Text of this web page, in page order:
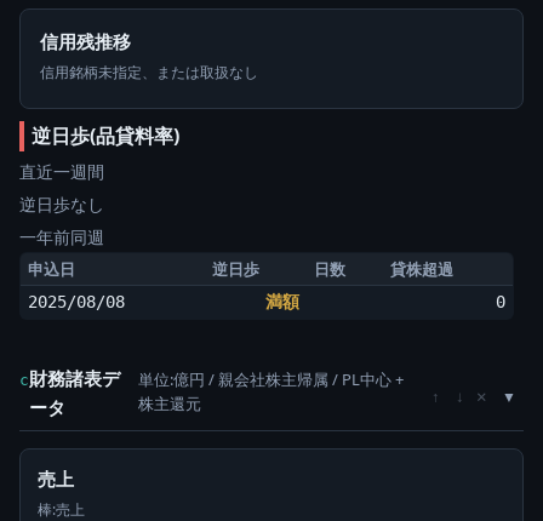
信用残推移
信用銘柄未指定、または取扱なし
逆日歩(品貸料率)
直近一週間
逆日歩なし
一年前同週
申込日 逆日歩 日数 貸株超過
2025/08/08 満額 0
c財務諸表デ
ータ
単位:億円 / 親会社株主帰属 / PL中心 +
株主還元
↑ ↓ ×
売上
棒:売上